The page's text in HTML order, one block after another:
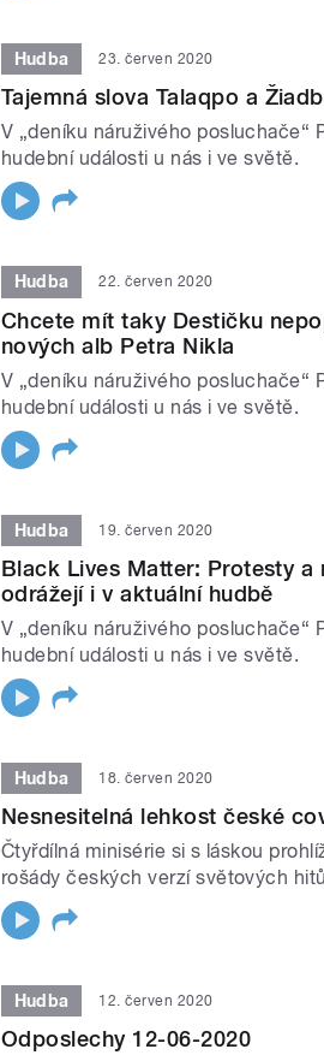
Hudba 23. červen 2020
Tajemná slova Talaqpo a
V „deníku náruživého posluchače“
hudební události u nás i ve světě.
Hudba 22. červen 2020
Chcete mít taky Destičku
nových alb Petra Nikla
V „deníku náruživého posluchače“
hudební události u nás i ve světě.
Hudba 19. červen 2020
Black Lives Matter: Protesty
odrážejí i v aktuální hudbě
V „deníku náruživého posluchače“
hudební události u nás i ve světě.
Hudba 18. červen 2020
Nesnesitelná lehkost české
Čtyřdílná minisérie si s láskou
rošády českých verzí světových
Hudba 12. červen 2020
Odposlechy 12-06-2020